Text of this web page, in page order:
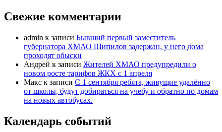
Свежие комментарии
admin к записи Бывший первый заместитель
губернатора ХМАО Шипилов задержан, у него дома
проходят обыски
Андрей к записи Жителей ХМАО предупредили о
новом росте тарифов ЖКХ с 1 апреля
Макс к записи С 1 сентября ребята, живущие удалённо
от школы, будут добираться на учебу и обратно по домам
на новых автобусах.
Календарь событий